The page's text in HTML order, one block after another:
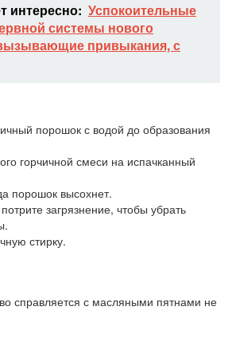
интересно: Успокоительные
системы нового
привыкания, с
порошок с водой до образования
горчичной смеси на испачканный
порошок высохнет.
загрязнение, чтобы убрать
стирку.
справляется с масляными пятнами не